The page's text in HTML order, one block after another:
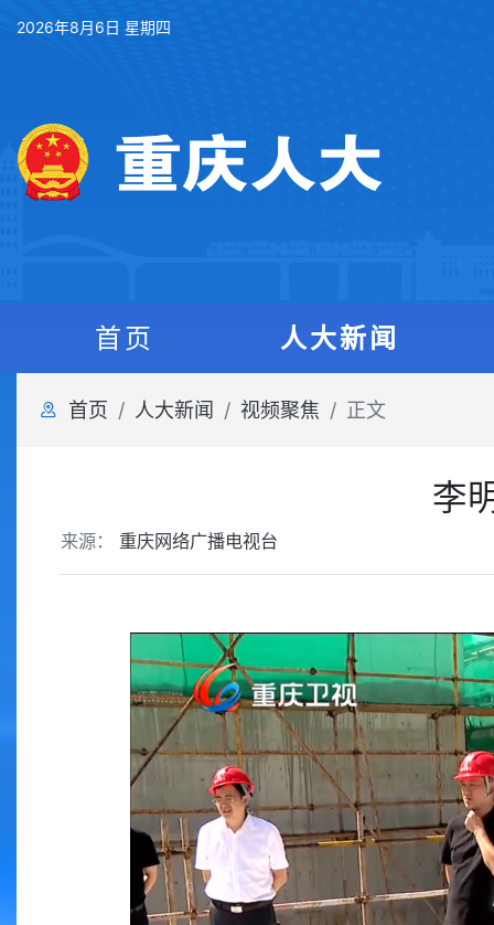
2026年8月6日 星期四
首页 人大新闻
首页 人大新闻 视频聚焦 正文
李
来源： 重庆网络广播电视台